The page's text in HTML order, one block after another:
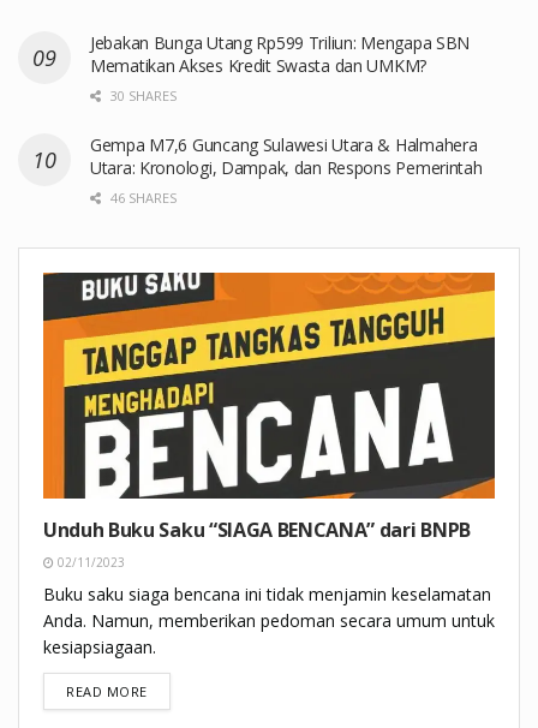
Jebakan Bunga Utang Rp599 Triliun: Mengapa SBN
Mematikan Akses Kredit Swasta dan UMKM?
30 SHARES
Gempa M7,6 Guncang Sulawesi Utara & Halmahera
Utara: Kronologi, Dampak, dan Respons Pemerintah
46 SHARES
Unduh Buku Saku “SIAGA BENCANA” dari BNPB
02/11/2023
Buku saku siaga bencana ini tidak menjamin keselamatan
Anda. Namun, memberikan pedoman secara umum untuk
kesiapsiagaan.
READ MOREDETAILS